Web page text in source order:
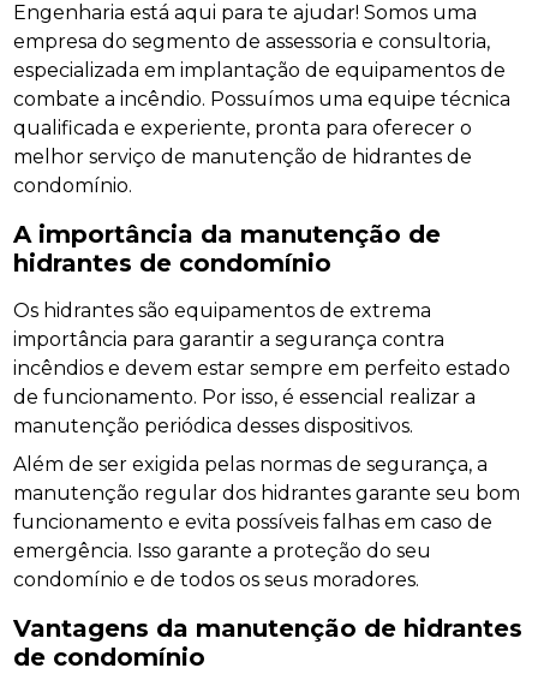
Engenharia está aqui para te ajudar! Somos uma
empresa do segmento de assessoria e consultoria,
especializada em implantação de equipamentos de
combate a incêndio. Possuímos uma equipe técnica
qualificada e experiente, pronta para oferecer o
melhor serviço de manutenção de hidrantes de
condomínio.
A importância da manutenção de
hidrantes de condomínio
Os hidrantes são equipamentos de extrema
importância para garantir a segurança contra
incêndios e devem estar sempre em perfeito estado
de funcionamento. Por isso, é essencial realizar a
manutenção periódica desses dispositivos.
Além de ser exigida pelas normas de segurança, a
manutenção regular dos hidrantes garante seu bom
funcionamento e evita possíveis falhas em caso de
emergência. Isso garante a proteção do seu
condomínio e de todos os seus moradores.
Vantagens da manutenção de hidrantes
de condomínio